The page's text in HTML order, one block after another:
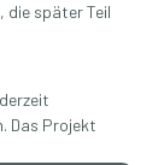
die später Teil
Das Projekt